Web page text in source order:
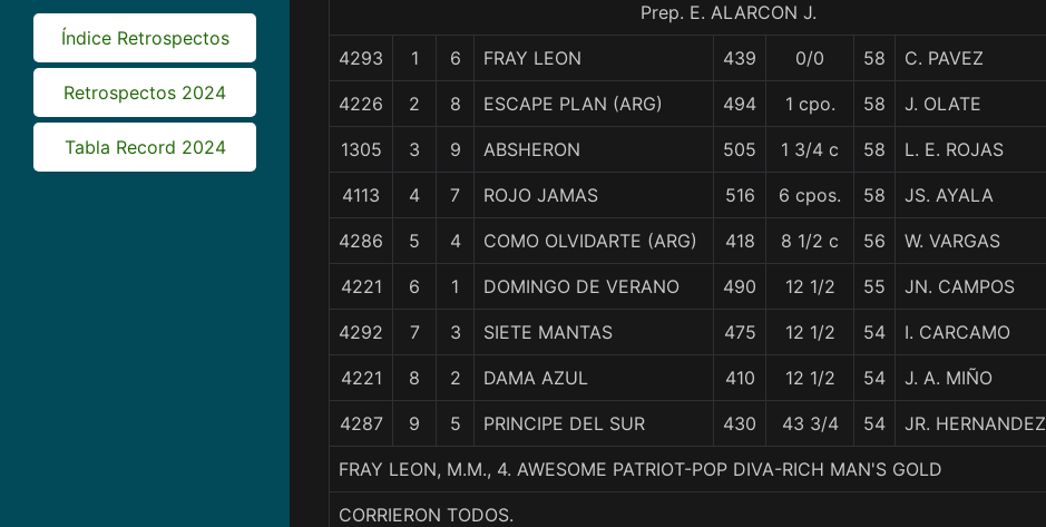
Índice Retrospectos
Retrospectos 2024
Tabla Record 2024
Prep. E. ALARCON J.
4293 1 6 FRAY LEON 439 0/0 58 C. PAVEZ
4226 2 8 ESCAPE PLAN (ARG) 494 1 cpo. 58 J. OLATE
1305 3 9 ABSHERON 505 1 3/4 c 58 L. E. ROJAS
4113 4 7 ROJO JAMAS 516 6 cpos. 58 JS. AYALA
4286 5 4 COMO OLVIDARTE (ARG) 418 8 1/2 c 56 W. VARGAS
4221 6 1 DOMINGO DE VERANO 490 12 1/2 55 JN. CAMPOS
4292 7 3 SIETE MANTAS 475 12 1/2 54 I. CARCAMO
4221 8 2 DAMA AZUL 410 12 1/2 54 J. A. MIÑO
4287 9 5 PRINCIPE DEL SUR 430 43 3/4 54 JR. HERNANDEZ
FRAY LEON, M.M., 4. AWESOME PATRIOT-POP DIVA-RICH MAN'S GOLD
CORRIERON TODOS.